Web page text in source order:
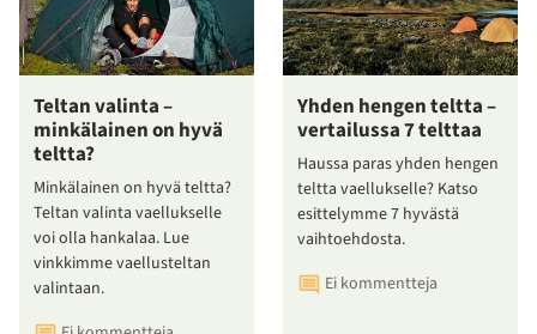
Teltan valinta –
minkälainen on hyvä
teltta?
Minkälainen on hyvä teltta?
Teltan valinta vaellukselle
voi olla hankalaa. Lue
vinkkimme vaellusteltan
valintaan.
Yhden hengen teltta –
vertailussa 7 telttaa
Haussa paras yhden hengen
teltta vaellukselle? Katso
esittelymme 7 hyvästä
vaihtoehdosta.
Ei kommentteja